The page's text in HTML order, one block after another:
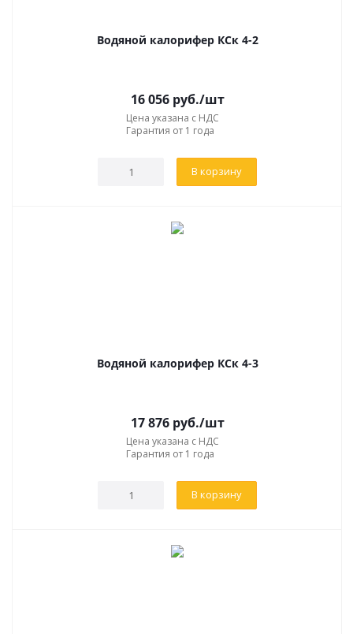
Водяной калорифер КСк 4-2
16 056руб./шт
Цена указана с НДС
Гарантия от 1 года
В корзину
Водяной калорифер КСк 4-3
17 876руб./шт
Цена указана с НДС
Гарантия от 1 года
В корзину